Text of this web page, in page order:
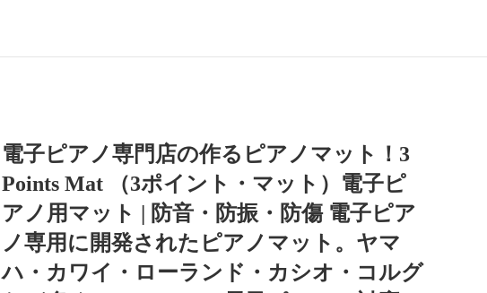
電子ピアノ専門店の作るピアノマット！3
Points Mat （3ポイント・マット）電子ピ
アノ用マット | 防音・防振・防傷 電子ピア
ノ専用に開発されたピアノマット。ヤマ
ハ・カワイ・ローランド・カシオ・コルグ